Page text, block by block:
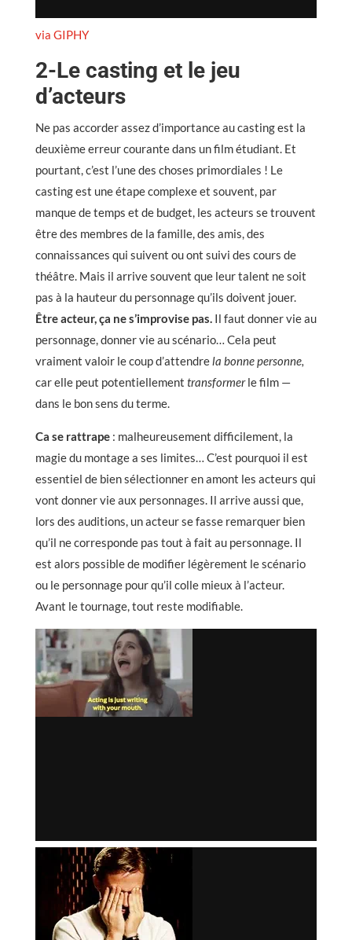
via GIPHY
2-Le casting et le jeu
d’acteurs
Ne pas accorder assez d’importance au casting est la
deuxième erreur courante dans un film étudiant. Et
pourtant, c’est l’une des choses primordiales ! Le
casting est une étape complexe et souvent, par
manque de temps et de budget, les acteurs se trouvent
être des membres de la famille, des amis, des
connaissances qui suivent ou ont suivi des cours de
théâtre. Mais il arrive souvent que leur talent ne soit
pas à la hauteur du personnage qu’ils doivent jouer.
Être acteur, ça ne s’improvise pas.Il faut donner vie au
personnage, donner vie au scénario… Cela peut
vraiment valoir le coup d’attendrela bonne personne,
car elle peut potentiellement transformerle film —
dans le bon sens du terme.
Ca se rattrape: malheureusement difficilement, la
magie du montage a ses limites… C’est pourquoi il est
essentiel de bien sélectionner en amont les acteurs qui
vont donner vie aux personnages. Il arrive aussi que,
lors des auditions, un acteur se fasse remarquer bien
qu’il ne corresponde pas tout à fait au personnage. Il
est alors possible de modifier légèrement le scénario
ou le personnage pour qu’il colle mieux à l’acteur.
Avant le tournage, tout reste modifiable.